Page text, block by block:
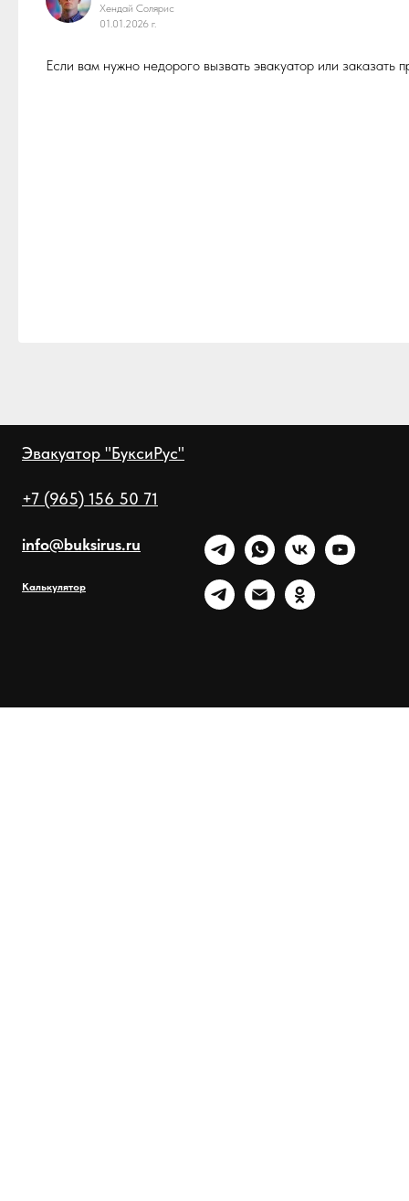
Хендай Солярис
01.01.2026 г.
Если вам нужно недорого вызвать эвакуатор или
Эвакуатор "БуксиРус"
+7 (965) 156 50 71
info@buksirus.ru
Калькулятор